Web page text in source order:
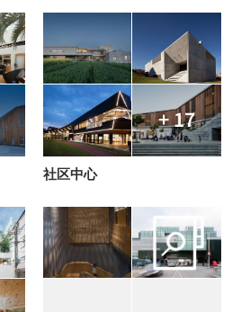
+ 17
社区中心